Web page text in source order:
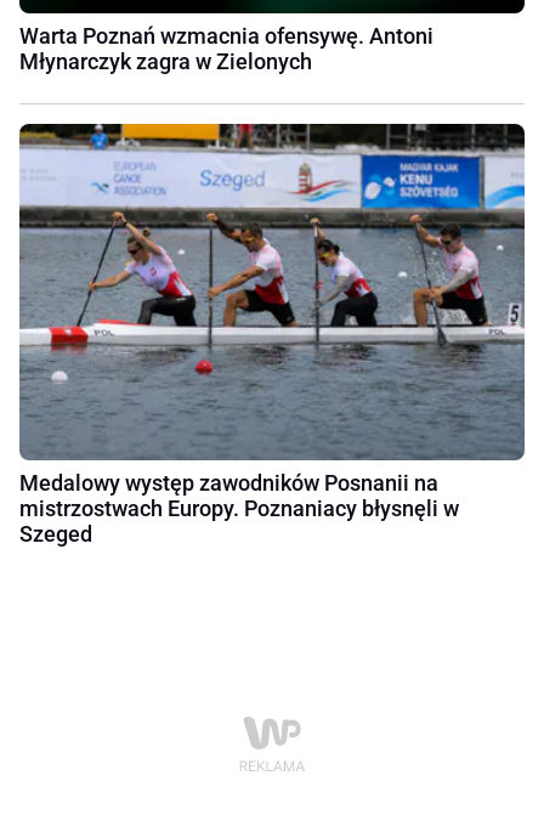
Warta Poznań wzmacnia ofensywę. Antoni
Młynarczyk zagra w Zielonych
Medalowy występ zawodników Posnanii na
mistrzostwach Europy. Poznaniacy błysnęli w
Szeged